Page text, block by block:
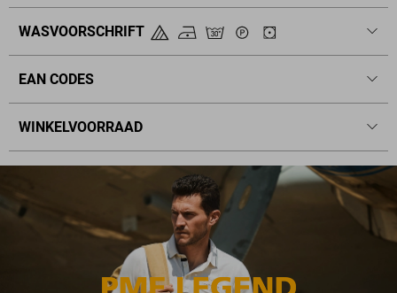
WASVOORSCHRIFT
EAN CODES
WINKELVOORRAAD